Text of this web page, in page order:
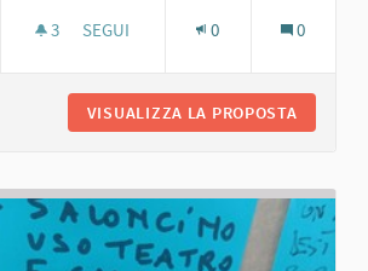
3 3 SOSTENITORI
SEGUI 0 0
VISUALIZZA LA PROPOSTA